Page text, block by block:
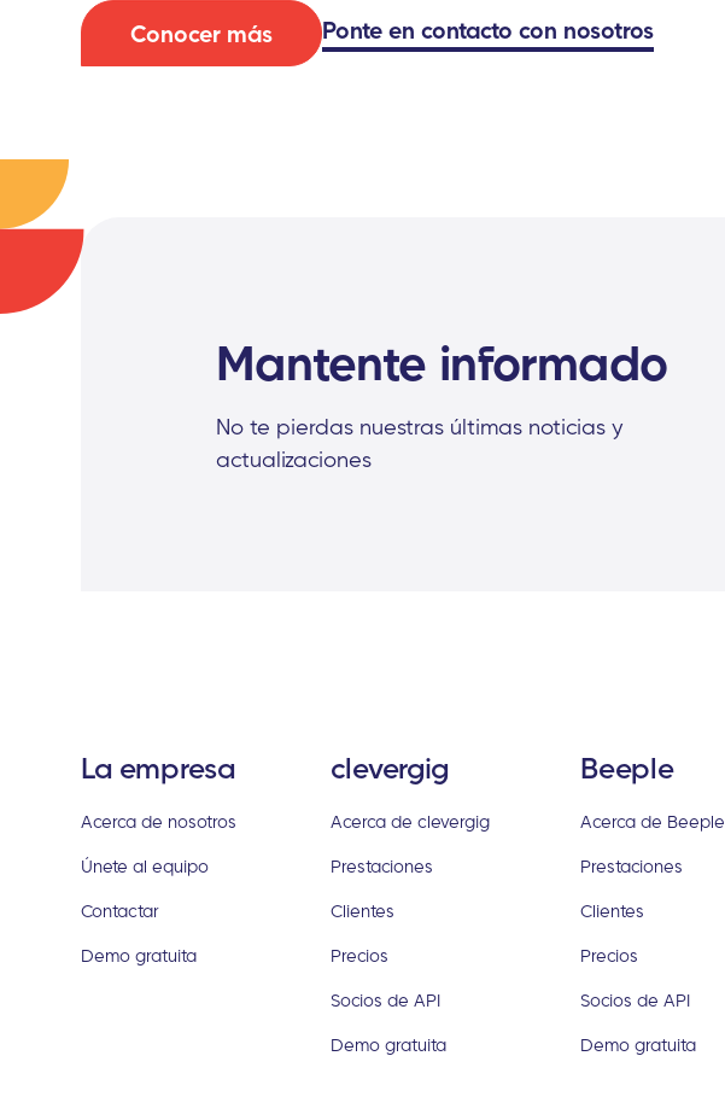
Conocer más Ponte en contacto con nosotros
Mantente informado
No te pierdas nuestras últimas noticias y
actualizaciones
La empresa
Acerca de nosotros
Únete al equipo
Contactar
Demo gratuita
clevergig
Acerca de clevergig
Prestaciones
Clientes
Precios
Socios de API
Demo gratuita
Beeple
Acerca de Beeple
Prestaciones
Clientes
Precios
Socios de API
Demo gratuita